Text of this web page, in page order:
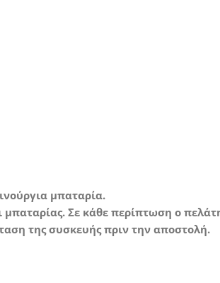
μπαταρία.
Σε κάθε περίπτωση ο
της συσκευής πριν την αποστολή.